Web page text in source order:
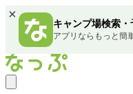
×
キャンプ場検索・
アプリならもっと簡